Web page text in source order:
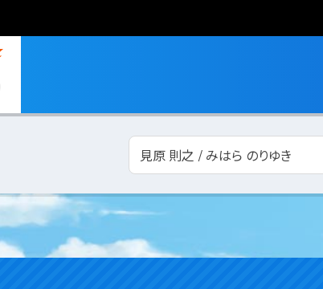
見原 則之 / みはら のりゆき